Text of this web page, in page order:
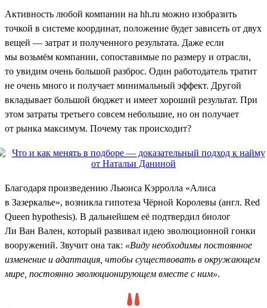
Активность любой компании на hh.ru можно изобразить
точкой в системе координат, положение будет зависеть от двух
вещей — затрат и полученного результата. Даже если
мы возьмём компании, сопоставимые по размеру и отрасли,
то увидим очень большой разброс. Один работодатель тратит
не очень много и получает минимальный эффект. Другой
вкладывает большой бюджет и имеет хороший результат. При
этом затраты третьего совсем небольшие, но он получает
от рынка максимум. Почему так происходит?
Благодаря произведению Льюиса Кэрролла «Алиса
в Зазеркалье», возникла гипотеза Чёрной Королевы (англ. Red
Queen hypothesis). В дальнейшем её подтвердил биолог
Ли Ван Вален, который развивал идею эволюционной гонки
вооружений. Звучит она так: «Виду необходимы постоянное
изменение и адаптация, чтобы существовать в окружающем
мире, постоянно эволюционирующем вместе с ним».